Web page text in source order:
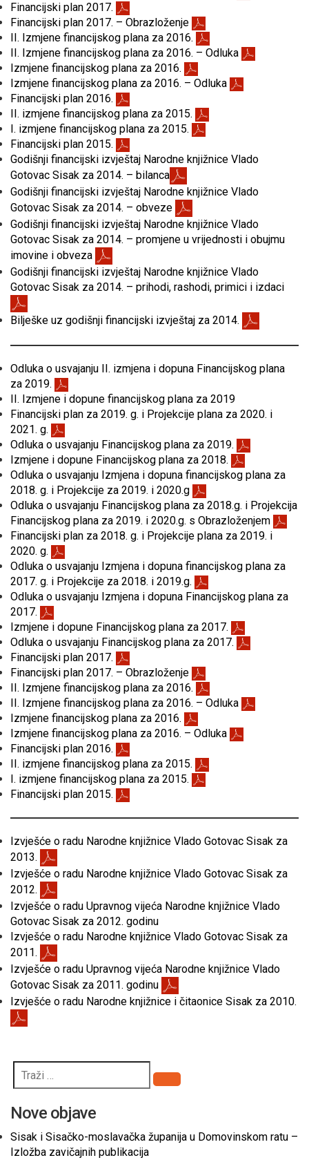
Financijski plan 2017.
Financijski plan 2017. – Obrazloženje
II. Izmjene financijskog plana za 2016.
II. Izmjene financijskog plana za 2016. – Odluka
Izmjene financijskog plana za 2016.
Izmjene financijskog plana za 2016. – Odluka
Financijski plan 2016.
II. izmjene financijskog plana za 2015.
I. izmjene financijskog plana za 2015.
Financijski plan 2015.
Godišnji financijski izvještaj Narodne knjižnice Vlado
Gotovac Sisak za 2014. – bilanca
Godišnji financijski izvještaj Narodne knjižnice Vlado
Gotovac Sisak za 2014. – obveze
Godišnji financijski izvještaj Narodne knjižnice Vlado
Gotovac Sisak za 2014. – promjene u vrijednosti i obujmu
imovine i obveza
Godišnji financijski izvještaj Narodne knjižnice Vlado
Gotovac Sisak za 2014. – prihodi, rashodi, primici i izdaci
Bilješke uz godišnji financijski izvještaj za 2014.
Odluka o usvajanju II. izmjena i dopuna Financijskog plana
za 2019.
II. Izmjene i dopune financijskog plana za 2019
Financijski plan za 2019. g. i Projekcije plana za 2020. i
2021. g.
Odluka o usvajanju Financijskog plana za 2019.
Izmjene i dopune Financijskog plana za 2018.
Odluka o usvajanju Izmjena i dopuna financijskog plana za
2018. g. i Projekcije za 2019. i 2020.g
Odluka o usvajanju Financijskog plana za 2018.g. i Projekcija
Financijskog plana za 2019. i 2020.g. s Obrazloženjem
Financijski plan za 2018. g. i Projekcije plana za 2019. i
2020. g.
Odluka o usvajanju Izmjena i dopuna financijskog plana za
2017. g. i Projekcije za 2018. i 2019.g.
Odluka o usvajanju Izmjena i dopuna Financijskog plana za
2017.
Izmjene i dopune Financijskog plana za 2017.
Odluka o usvajanju Financijskog plana za 2017.
Financijski plan 2017.
Financijski plan 2017. – Obrazloženje
II. Izmjene financijskog plana za 2016.
II. Izmjene financijskog plana za 2016. – Odluka
Izmjene financijskog plana za 2016.
Izmjene financijskog plana za 2016. – Odluka
Financijski plan 2016.
II. izmjene financijskog plana za 2015.
I. izmjene financijskog plana za 2015.
Financijski plan 2015.
Izvješće o radu Narodne knjižnice Vlado Gotovac Sisak za
2013.
Izvješće o radu Narodne knjižnice Vlado Gotovac Sisak za
2012.
Izvješće o radu Upravnog vijeća Narodne knjižnice Vlado
Gotovac Sisak za 2012. godinu
Izvješće o radu Narodne knjižnice Vlado Gotovac Sisak za
2011.
Izvješće o radu Upravnog vijeća Narodne knjižnice Vlado
Gotovac Sisak za 2011. godinu
Izvješće o radu Narodne knjižnice i čitaonice Sisak za 2010.
Pretraži
Nove objave
Sisak i Sisačko-moslavačka županija u Domovinskom ratu –
Izložba zavičajnih publikacija